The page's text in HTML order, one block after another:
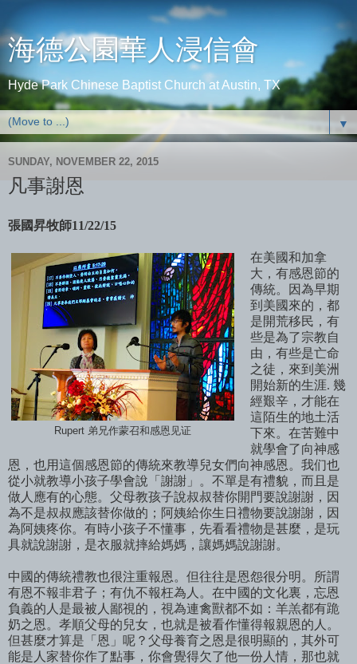
海德公園華人浸信會
Hyde Park Chinese Baptist Church at Austin, TX
▼
SUNDAY, NOVEMBER 22, 2015
凡事謝恩
張國昇牧師11/22/15
Rupert 弟兄作蒙召和感恩见证
在美國和加拿
大，有感恩節的
傳統。因為早期
到美國來的，都
是開荒移民，有
些是為了宗教自
由，有些是亡命
之徒，來到美洲
開始新的生涯. 幾
經艱辛，才能在
這陌生的地土活
下來。 在苦難中
就學會了向神感
恩，也用這個感恩節的傳統來教導兒女們向神感恩。我们也
從小就教導小孩子學會說「謝謝」。不單是有禮貌，而且是
做人應有的心態。父母教孩子說叔叔替你開門要說謝謝，因
為不是叔叔應該替你做的；阿姨給你生日禮物要說謝謝，因
為阿姨疼你。有時小孩子不懂事，先看看禮物是甚麼，是玩
具就說謝謝，是衣服就摔給媽媽，讓媽媽說謝謝。
中國的傳統禮教也很注重報恩。但往往是恩怨很分明。所謂
有恩不報非君子；有仇不報枉為人。在中國的文化裏，忘恩
負義的人是最被人鄙視的，視為連禽獸都不如：羊羔都有跪
奶之恩。孝順父母的兒女，也就是被看作懂得報親恩的人。
但甚麼才算是「恩」呢？父母養育之恩是很明顯的，其外可
能是人家替你作了點事，你會覺得欠了他一份人情，那也就